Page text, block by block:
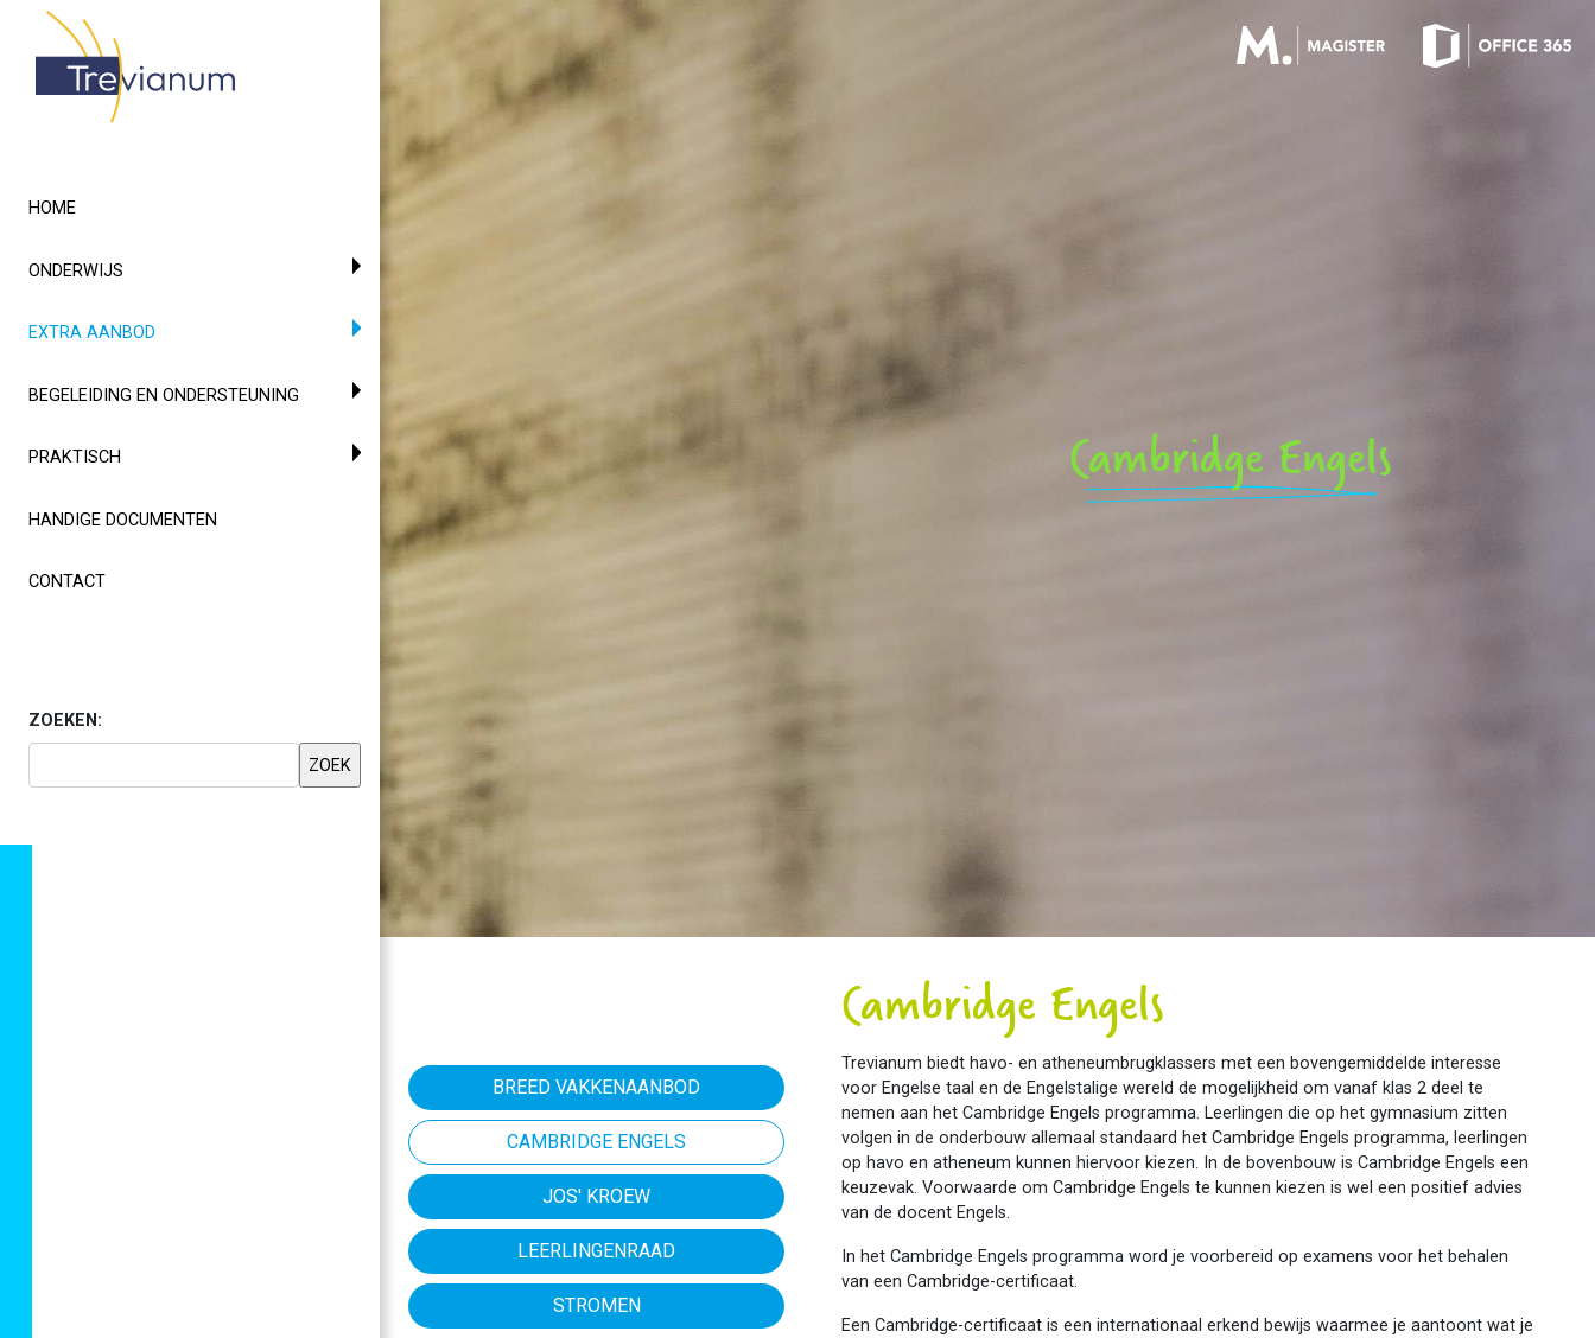
HOME
ONDERWIJS
EXTRA AANBOD
BEGELEIDING EN ONDERSTEUNING
PRAKTISCH
HANDIGE DOCUMENTEN
CONTACT
ZOEKEN:
MAGISTER LOGIN OFFICE 365 LOGIN
Cambridge Engels
BREED VAKKENAANBOD
CAMBRIDGE ENGELS
JOS' KROEW
LEERLINGENRAAD
STROMEN
Cambridge Engels
Trevianum biedt havo- en atheneumbrugklassers met een bovengemiddelde interesse
voor Engelse taal en de Engelstalige wereld de mogelijkheid om vanaf klas 2 deel te
nemen aan het Cambridge Engels programma. Leerlingen die op het gymnasium zitten
volgen in de onderbouw allemaal standaard het Cambridge Engels programma, leerlingen
op havo en atheneum kunnen hiervoor kiezen. In de bovenbouw is Cambridge Engels een
keuzevak. Voorwaarde om Cambridge Engels te kunnen kiezen is wel een positief advies
van de docent Engels.
In het Cambridge Engels programma word je voorbereid op examens voor het behalen
van een Cambridge-certificaat.
Een Cambridge-certificaat is een internationaal erkend bewijs waarmee je aantoont wat je